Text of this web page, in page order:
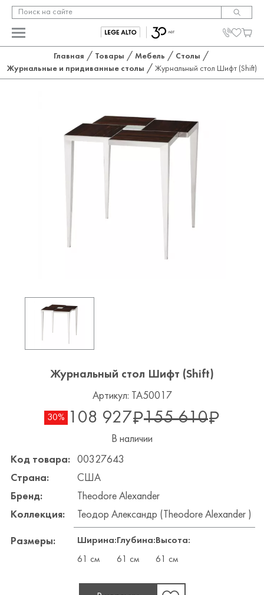
Главная / Товары / Мебель / Столы /
Журнальные и придиванные столы / Журнальный стол Шифт (Shift)
Журнальный стол Шифт (Shift)
Артикул: TA50017
30% 108 927 155 610
В наличии
Код товара:
00327643
Страна:
США
Бренд:
Theodore Alexander
Коллекция:
Теодор Александр (Theodore Alexander )
Размеры:
Ширина:
61 см
Глубина:
61 см
Высота:
61 см